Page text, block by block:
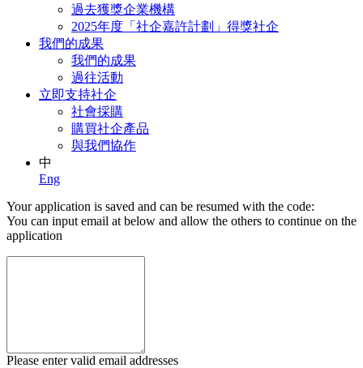
過去獲獎企業機構
2025年度「社企嘉許計劃」得獎社企
我們的成果
我們的成果
過往活動
立即支持社企
社會採購
購買社企產品
與我們協作
中
Eng
Your application is saved and can be resumed with the code:
You can input email at below and allow the others to continue on the
application
Please enter valid email addresses